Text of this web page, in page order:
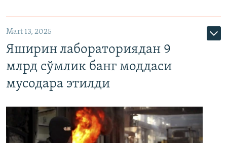
Mart 13, 2025
Яширин лабораториядан 9
млрд сўмлик банг моддаси
мусодара этилди